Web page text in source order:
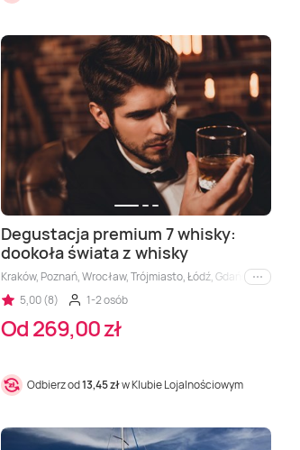
Degustacja premium 7 whisky:
dookoła świata z whisky
Kraków, Poznań, Wrocław, Trójmiasto, Łódź, Gdańsk,i inne
5,00 (8)
1-2 osób
Od 269,00 zł
Odbierz od13,45 złw Klubie Lojalnościowym